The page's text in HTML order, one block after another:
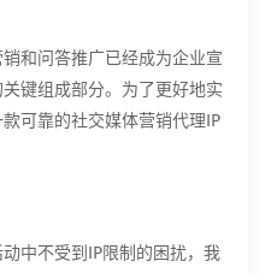
和问答推广已经成为企业宣
键组成部分。为了更好地实
可靠的社交媒体营销代理IP
中不受到IP限制的困扰，我